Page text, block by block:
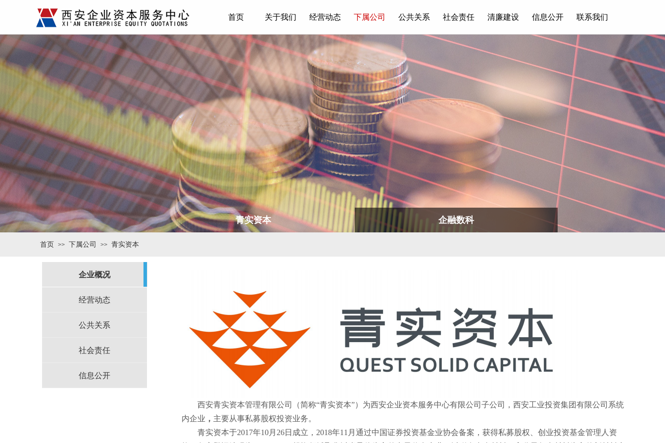
青实资本 企融数科
首页 >> 下属公司 >> 青实资本
企业概况
经营动态
公共关系
社会责任
信息公开
西安青实资本管理有限公司（简称“青实资本”）为西安企业资本服务中心有限公司子公司，西安工业投资集团有限公司系统
内企业 ， 主要从事私募股权投资业务。
青实资本于2017年10月26日成立，2018年11月通过中国证券投资基金业协会备案，获得私募股权、创业投资基金管理人资
首页 关于我们 经营动态 下属公司 公共关系 社会责任 清廉建设 信息公开 联系我们